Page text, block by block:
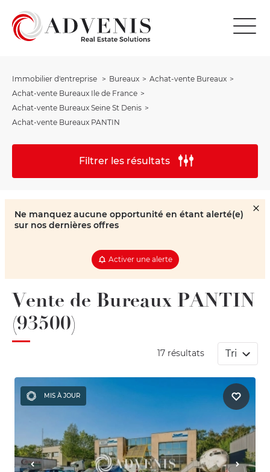
Immobilier d'entreprise Bureaux
Achat-vente Bureaux
Achat-vente Bureaux Ile de France
Achat-vente Bureaux Seine St Denis
Achat-vente Bureaux PANTIN
Filtrer les résultats
Ne manquez aucune opportunité en étant alerté(e)
sur nos dernières offres
Activer une alerte
Vente de Bureaux PANTIN
(93500)
17 résultats Tri
MIS À JOUR